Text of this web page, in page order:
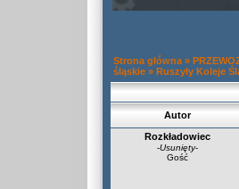
Strona główna »
śląskie » Ruszyły Koleje
Autor
Rozkładowiec
-Usunięty-
Gość